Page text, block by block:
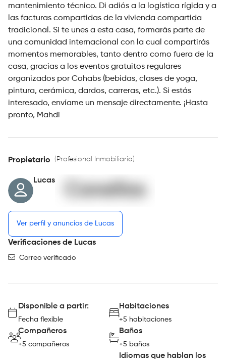
mantenimiento técnico. Di adiós a la logística rígida y a
las facturas compartidas de la vivienda compartida
tradicional. Si te unes a esta casa, formarás parte de
una comunidad internacional con la cual compartirás
momentos memorables, tanto dentro como fuera de la
casa, gracias a los eventos gratuitos regulares
organizados por Cohabs (bebidas, clases de yoga,
pintura, cerámica, dardos, carreras, etc.). Si estás
interesado, envíame un mensaje directamente. ¡Hasta
pronto, Mahdi
Propietario (Profesional Inmobiliario)
Lucas
Ver perfil y anuncios de Lucas
Verificaciones de Lucas
Correo verificado
Disponible a partir:
Fecha flexible
Habitaciones
+5 habitaciones
Compañeros
+5 compañeros
Baños
+5 baños
Idiomas que hablan los